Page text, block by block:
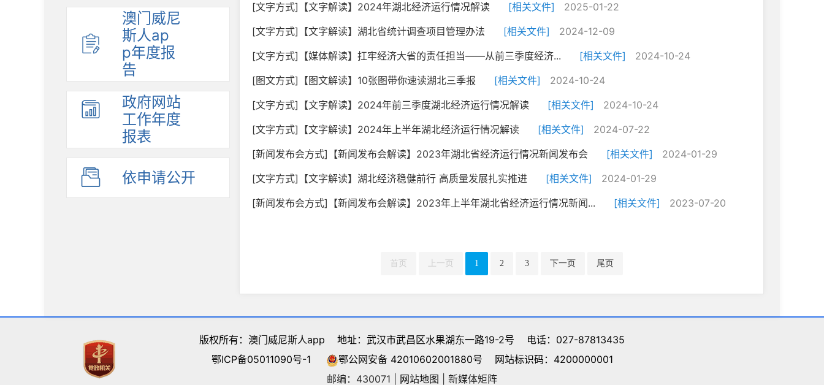
澳门威尼
斯人ap
p年度报
告
政府网站
工作年度
报表
依申请公开
[文字方式]【文字解读】2024年湖北经济运行情况解读
[相关文件]
2025-01-22
[文字方式]【文字解读】湖北省统计调查项目管理办法
[相关文件]
2024-12-09
[文字方式]【媒体解读】扛牢经济大省的责任担当——从前三季度经济...
[相关文件]
2024-10-24
[图文方式]【图文解读】10张图带你速读湖北三季报
[相关文件]
2024-10-24
[文字方式]【文字解读】2024年前三季度湖北经济运行情况解读
[相关文件]
2024-10-24
[文字方式]【文字解读】2024年上半年湖北经济运行情况解读
[相关文件]
2024-07-22
[新闻发布会方式]【新闻发布会解读】2023年湖北省经济运行情况新闻发布会
[相关文件]
2024-01-29
[文字方式]【文字解读】湖北经济稳健前行 高质量发展扎实推进
[相关文件]
2024-01-29
[新闻发布会方式]【新闻发布会解读】2023年上半年湖北省经济运行情况新闻...
[相关文件] 2023-07-20
首页 上一页 1 2 3 下一页 尾页
版权所有：澳门威尼斯人app 地址：武汉市武昌区水果湖东一路19-2号
电话：027-87813435
鄂ICP备05011090号-1
鄂公网安备 42010602001880号
网站标识码：4200000001
邮编：430071
网站地图 新媒体矩阵